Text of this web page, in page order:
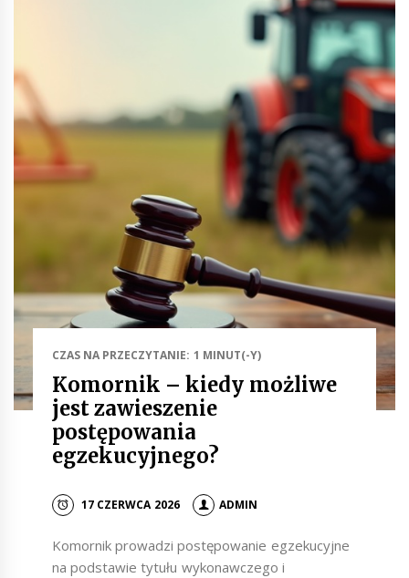
CZAS NA PRZECZYTANIE: 1 MINUT(-Y)
Komornik – kiedy możliwe
jest zawieszenie
postępowania
egzekucyjnego?
17 CZERWCA 2026 ADMIN
Komornik prowadzi postępowanie egzekucyjne
na podstawie tytułu wykonawczego i